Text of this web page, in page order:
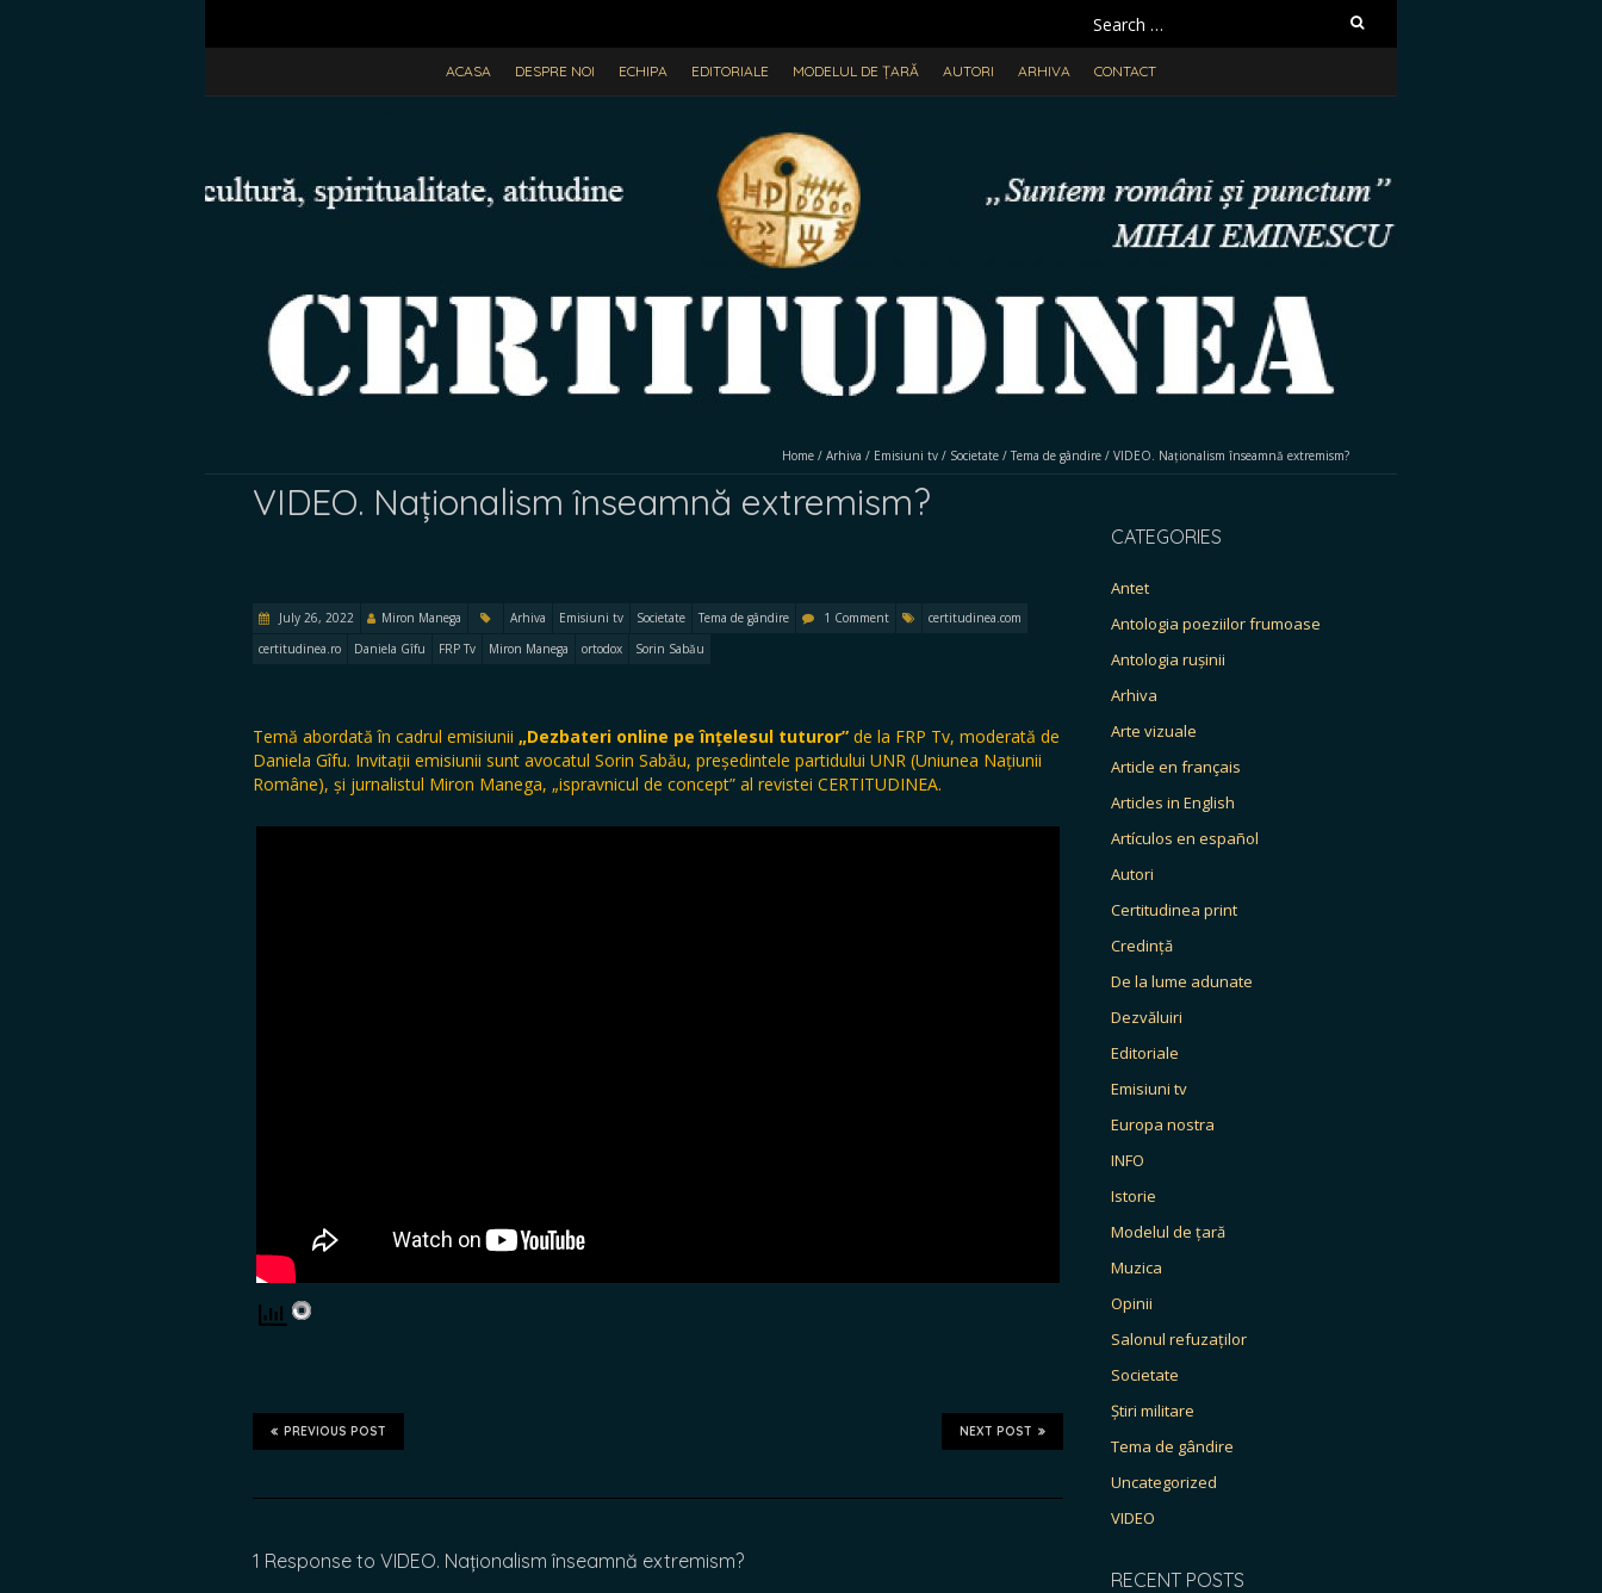
Search
for:
ACASA DESPRE NOI ECHIPA EDITORIALE MODELUL DE ȚARĂ AUTORI ARHIVA CONTACT
Home / Arhiva / Emisiuni tv / Societate / Tema de gândire / VIDEO. Naționalism înseamnă extremism?
VIDEO. Naționalism înseamnă extremism?
July 26, 2022 Miron Manega Arhiva Emisiuni tv Societate Tema de gândire 1 Comment
certitudinea.com
certitudinea.ro
Daniela Gîfu FRP Tv Miron Manega ortodox Sorin Sabău
Temă abordată în cadrul emisiunii „Dezbateri online pe înțelesul tuturor” de la FRP Tv, moderată de
Daniela Gîfu. Invitații emisiunii sunt avocatul Sorin Sabău, președintele partidului UNR (Uniunea Națiunii
Române), și jurnalistul Miron Manega, „ispravnicul de concept” al revistei CERTITUDINEA.
NEXT POST
PREVIOUS POST
1 Response to VIDEO. Naționalism înseamnă extremism?
CATEGORIES
Antet
Antologia poeziilor frumoase
Antologia rușinii
Arhiva
Arte vizuale
Article en français
Articles in English
Artículos en español
Autori
Certitudinea print
Credință
De la lume adunate
Dezvăluiri
Editoriale
Emisiuni tv
Europa nostra
INFO
Istorie
Modelul de țară
Muzica
Opinii
Salonul refuzaților
Societate
Știri militare
Tema de gândire
Uncategorized
VIDEO
RECENT POSTS